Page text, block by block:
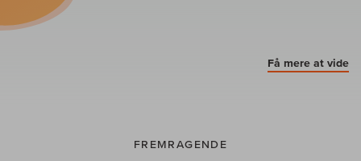
Få mere at vide
FREMRAGENDE